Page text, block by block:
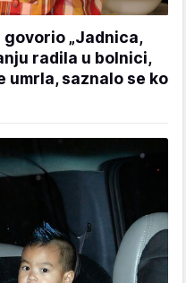
govorio „Jadnica,
radila u bolnici,
umrla, saznalo se ko